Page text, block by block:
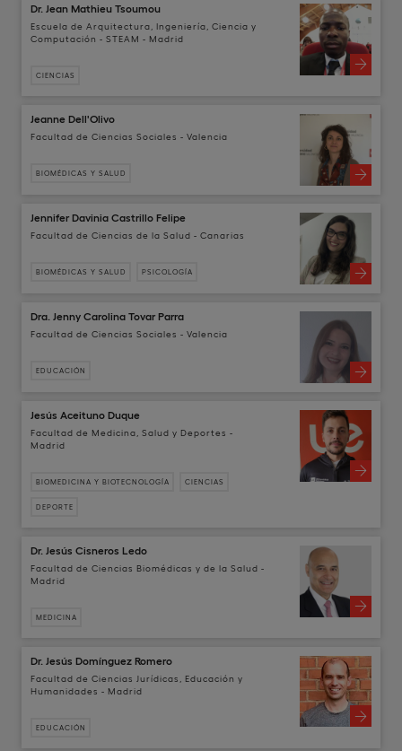
Dr. Jean Mathieu Tsoumou
Escuela de Arquitectura, Ingeniería, Ciencia y
Computación - STEAM - Madrid
CIENCIAS
Jeanne Dell'Olivo
Facultad de Ciencias Sociales - Valencia
BIOMÉDICAS Y SALUD
Jennifer Davinia Castrillo Felipe
Facultad de Ciencias de la Salud - Canarias
BIOMÉDICAS Y SALUD PSICOLOGÍA
Dra. Jenny Carolina Tovar Parra
Facultad de Ciencias Sociales - Valencia
EDUCACIÓN
Jesús Aceituno Duque
Facultad de Medicina, Salud y Deportes -
Madrid
BIOMEDICINA Y BIOTECNOLOGÍA CIENCIAS
DEPORTE
Dr. Jesús Cisneros Ledo
Facultad de Ciencias Biomédicas y de la Salud -
Madrid
MEDICINA
Dr. Jesús Domínguez Romero
Facultad de Ciencias Jurídicas, Educación y
Humanidades - Madrid
EDUCACIÓN